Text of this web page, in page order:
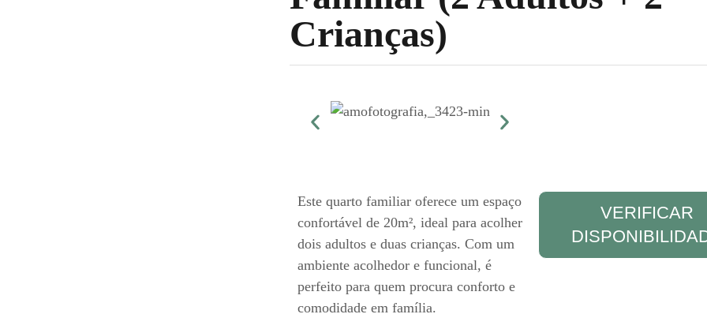
Crianças)
Este quarto familiar oferece um espaço
confortável de 20m², ideal para acolher
dois adultos e duas crianças. Com um
ambiente acolhedor e funcional, é
perfeito para quem procura conforto e
comodidade em família.
VERIFICAR